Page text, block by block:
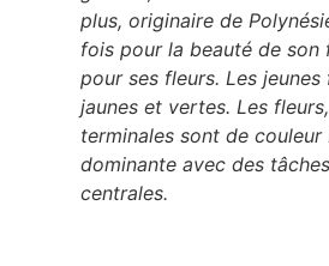
plus, originaire de
fois pour la beauté de son
pour ses fleurs. Les
jaunes et vertes. Les
terminales sont de couleur
dominante avec des
centrales.